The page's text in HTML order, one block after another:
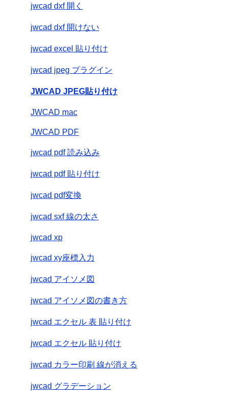
jwcad dxf 開く
jwcad dxf 開けない
jwcad excel 貼り付け
jwcad jpeg プラグイン
JWCAD JPEG貼り付け
JWCAD mac
JWCAD PDF
jwcad pdf 読み込み
jwcad pdf 貼り付け
jwcad pdf変換
jwcad sxf 線の太さ
jwcad xp
jwcad xy座標入力
jwcad アイソメ図
jwcad アイソメ図の書き方
jwcad エクセル 表 貼り付け
jwcad エクセル 貼り付け
jwcad カラー印刷 線が消える
jwcad グラデーション